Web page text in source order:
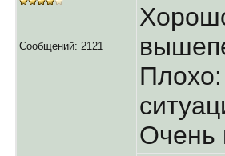
Сообщений: 2121
Очень